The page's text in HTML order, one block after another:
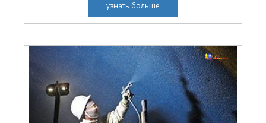
узнать больше